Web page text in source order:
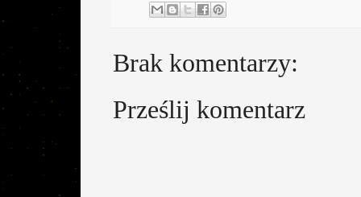
Brak komentarzy:
Prześlij komentarz